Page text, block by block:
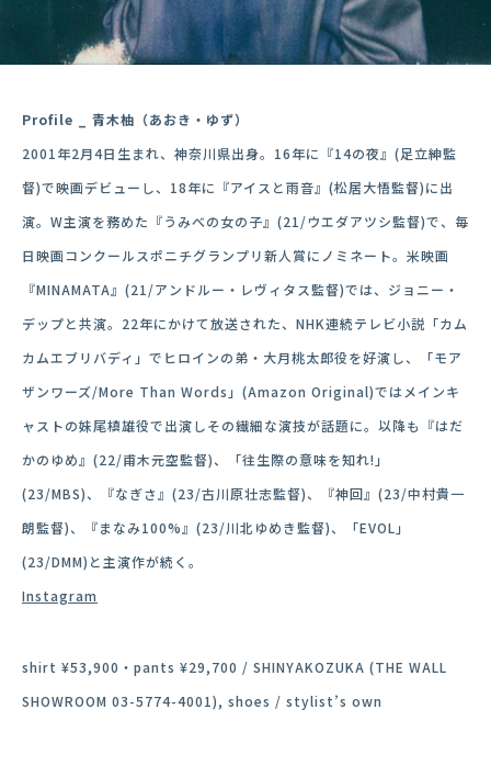
Profile _ 青木柚（あおき・ゆず）
2001年2月4日生まれ、神奈川県出身。16年に『14の夜』(足立紳監
督)で映画デビューし、18年に『アイスと雨音』(松居大悟監督)に出
演。W主演を務めた『うみべの女の子』(21/ウエダアツシ監督)で、毎
日映画コンクールスポニチグランプリ新人賞にノミネート。米映画
『MINAMATA』(21/アンドルー・レヴィタス監督)では、ジョニー・
デップと共演。22年にかけて放送された、NHK連続テレビ小説「カム
カムエブリバディ」でヒロインの弟・大月桃太郎役を好演し、「モア
ザンワーズ/More Than Words」(Amazon Original)ではメインキ
ャストの妹尾槙雄役で出演しその繊細な演技が話題に。以降も『はだ
かのゆめ』(22/甫木元空監督)、「往生際の意味を知れ!」
(23/MBS)、『なぎさ』(23/古川原壮志監督)、『神回』(23/中村貴一
朗監督)、『まなみ100%』(23/川北ゆめき監督)、「EVOL」
(23/DMM)と主演作が続く。
Instagram
shirt ¥53,900・pants ¥29,700 / SHINYAKOZUKA (THE WALL
SHOWROOM 03-5774-4001), shoes / stylist’s own